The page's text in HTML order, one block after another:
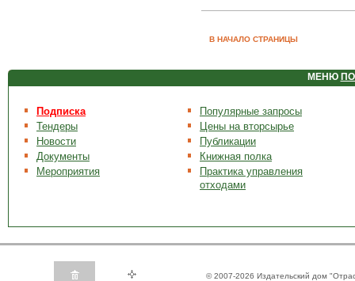
В НАЧАЛО СТРАНИЦЫ
МЕНЮ
Подписка
Тендеры
Новости
Документы
Мероприятия
Популярные запросы
Цены на вторсырье
Публикации
Книжная полка
Практика управления
отходами
© 2007-2026 Издательский дом